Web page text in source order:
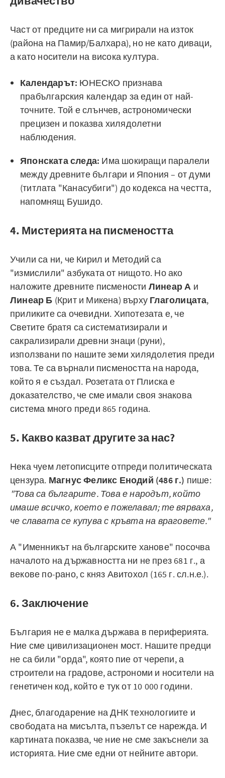
Част от предците ни са мигрирали на изток
(района на Памир/Балхара), но не като диваци,
а като носители на висока култура.
Календарът: ЮНЕСКО признава
прабългарския календар за един от най-
точните. Той е слънчев, астрономически
прецизен и показва хилядолетни
наблюдения.
Японската следа: Има шокиращи паралели
между древните българи и Япония – от думи
(титлата "Канасубиги") до кодекса на честта,
напомнящ Бушидо.
4. Мистерията на писмеността
Учили са ни, че Кирил и Методий са
"измислили" азбуката от нищото. Но ако
наложите древните писмености Линеар А и
Линеар Б (Крит и Микена) върху Глаголицата,
приликите са очевидни. Хипотезата е, че
Светите братя са систематизирали и
сакрализирали древни знаци (руни),
използвани по нашите земи хилядолетия преди
това. Те са върнали писмеността на народа,
който я е създал. Розетата от Плиска е
доказателство, че сме имали своя знакова
система много преди 865 година.
5. Какво казват другите за нас?
Нека чуем летописците отпреди политическата
цензура. Магнус Феликс Енодий (486 г.) пише:
"Това са българите. Това е народът, който
имаше всичко, което е пожелавал; те вярваха,
че славата се купува с кръвта на враговете."
А "Именникът на българските ханове" посочва
началото на държавността ни не през 681 г., а
векове по-рано, с княз Авитохол (165 г. сл.н.е.).
6. Заключение
България не е малка държава в периферията.
Ние сме цивилизационен мост. Нашите предци
не са били "орда", която пие от черепи, а
строители на градове, астрономи и носители на
генетичен код, който е тук от 10 000 години.
Днес, благодарение на ДНК технологиите и
свободата на мисълта, пъзелът се нарежда. И
картината показва, че ние не сме закъснели за
историята. Ние сме едни от нейните автори.